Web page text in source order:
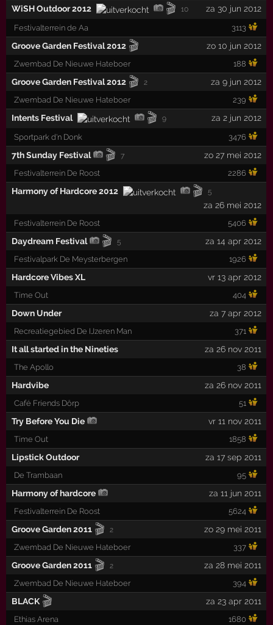
WiSH Outdoor 2012 🎬 10 za 30 jun 2012
Festivalterrein de Aa 3113
Groove Garden Festival 2012 🎬 zo 10 jun 2012
Zwembad De Nieuwe Hateboer 188
Groove Garden Festival 2012 🎬 2 za 9 jun 2012
Zwembad De Nieuwe Hateboer 239
Intents Festival 🎬 9 za 2 jun 2012
Sportpark d'n Donk 3476
7th Sunday Festival 🎬 7 zo 27 mei 2012
Festivalterrein De Roost 2286
Harmony of Hardcore 2012 🎬 5
za 26 mei 2012
Festivalterrein De Roost 5406
Daydream Festival 🎬 5 za 14 apr 2012
Festivalpark De Meysterbergen 1926
Hardcore Vibes XL vr 13 apr 2012
Time Out 404
Down Under za 7 apr 2012
Recreatiegebied De IJzeren Man 371
It all started in the Nineties za 26 nov 2011
The Apollo 38
Hardvibe za 26 nov 2011
Café Friends Dörp 51
Try Before You Die vr 11 nov 2011
Time Out 1858
Lipstick Outdoor za 17 sep 2011
De Trambaan 95
Harmony of hardcore za 11 jun 2011
Festivalterrein De Roost 5624
Groove Garden 2011 🎬 2 zo 29 mei 2011
Zwembad De Nieuwe Hateboer 337
Groove Garden 2011 🎬 2 za 28 mei 2011
Zwembad De Nieuwe Hateboer 394
BLACK 🎬 za 23 apr 2011
Ethias Arena 1680